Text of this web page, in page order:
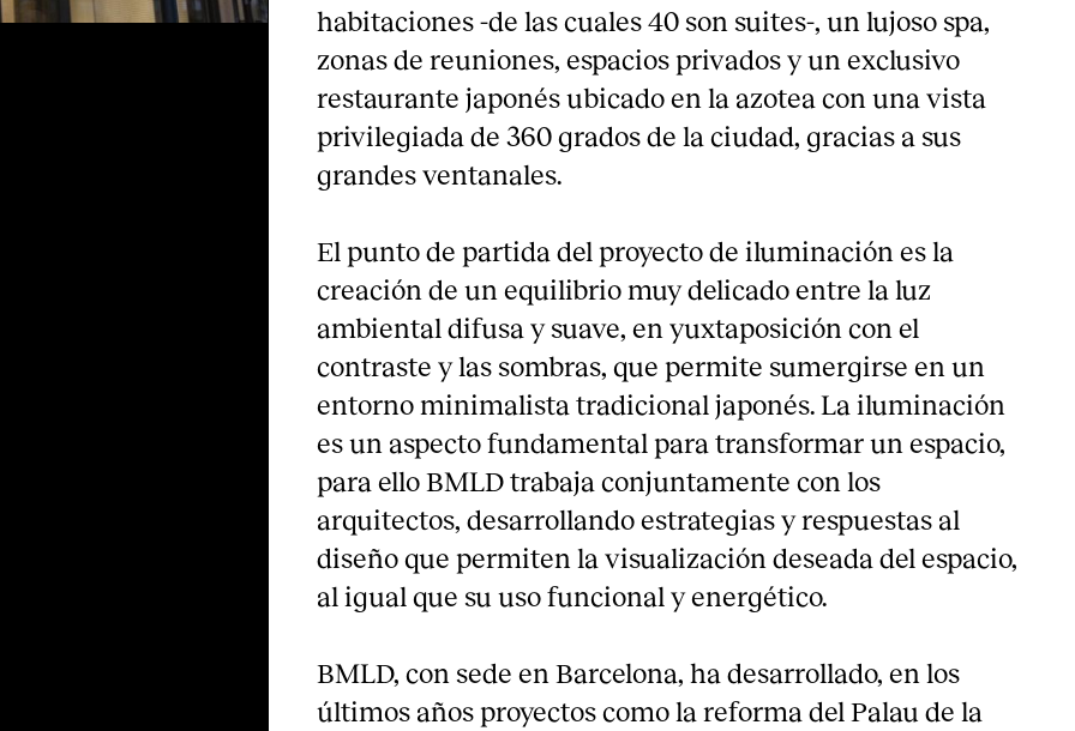
habitaciones -de las cuales 40 son suites-, un lujoso spa,
zonas de reuniones, espacios privados y un exclusivo
restaurante japonés ubicado en la azotea con una vista
privilegiada de 360 grados de la ciudad, gracias a sus
grandes ventanales.
El punto de partida del proyecto de iluminación es la
creación de un equilibrio muy delicado entre la luz
ambiental difusa y suave, en yuxtaposición con el
contraste y las sombras, que permite sumergirse en un
entorno minimalista tradicional japonés. La iluminación
es un aspecto fundamental para transformar un espacio,
para ello BMLD trabaja conjuntamente con los
arquitectos, desarrollando estrategias y respuestas al
diseño que permiten la visualización deseada del espacio,
al igual que su uso funcional y energético.
BMLD, con sede en Barcelona, ha desarrollado, en los
últimos años proyectos como la reforma del Palau de la